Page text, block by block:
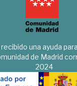
una ayuda
de Madrid
2024